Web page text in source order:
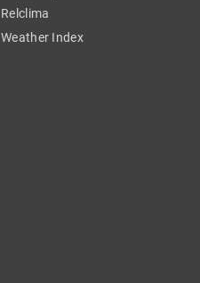
Relclima
Weather Index